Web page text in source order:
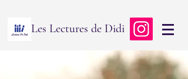
Les Lectures de Didi